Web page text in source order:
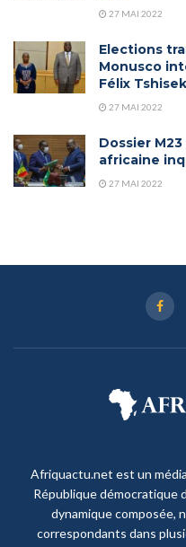
27 MAI 2022
Elections
Monusco
Félix
27 MAI 2022
Dossier
africaine
27 MAI 2022
Afriquactu.net est un
République démocratique
dynamique composée,
correspondants dans